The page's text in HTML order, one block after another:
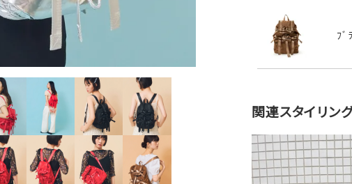
ﾌﾞ
関連スタイリン